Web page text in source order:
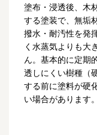
塗布・浸透後、木
する塗装で、無垢
撥水・耐汚性を発
く水蒸気よりも大
ん。基本的に定期
透しにくい樹種（
する前に塗料が硬
い場合があります。